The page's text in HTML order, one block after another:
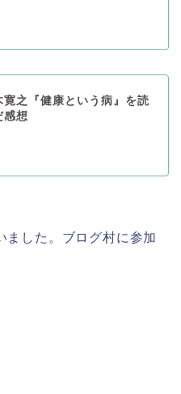
寛之『健康という病』を読
感想
ました。ブログ村に参加